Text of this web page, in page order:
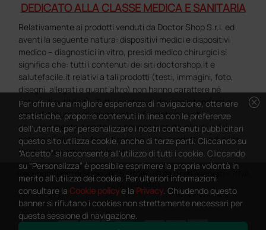
DEDICATO ALLA CLASSE MEDICA E SANITARIA
Relativamente ai prodotti venduti da Doctor Shop S.r.l. ed
aventi la seguente natura: dispositivi medici e dispositivi
medico – diagnostici in vitro, presidi medico chirurgici si
significa che: tutti i contenuti dei siti doctorshop.it e
salutefacile.it relativi a tali prodotti (testi, immagini, foto,
disegni, allegati e quant’altro) non hanno carattere né
natura di pubblicità. Tutti i contenuti devono intendersi e
sono di natura esclusivamente informativa e volti
esclusivamente a portare a conoscenza dei clienti e dei
potenziali clienti in fase di preacquisto i prodotti venduti da
Doctorshop attraverso la rete.
Copyright DoctorShop 2005-2026 - Tutti diritti riservati - P.IVA
04760660961
cancel
Per offrire una migliore esperienza di navigazione, ottenere
statistiche, proporre contenuti in linea con le preferenze
dell'utente, per personalizzare i nostri contenuti pubblicitari
questo sito utilizza cookie, anche di terze parti. Cliccando su
“Accetto” si acconsente all'utilizzo di tutti i cookie. Cliccando
su “Personalizza” è possibile esprimere la propria volontà in
merito all'utilizzo dei cookie. Per ulteriori informazioni
consultare la Cookie policye la Privacy. Chiudendo questo
banner si rifiutano i cookies non strettamente necessari per
questa sessione di navigazione.